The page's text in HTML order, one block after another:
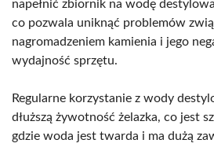
napełnić zbiornik na wodę
co pozwala uniknąć problemów
nagromadzeniem kamienia i jego
wydajność sprzętu.
Regularne korzystanie z wody
dłuższą żywotność żelazka, co jest
gdzie woda jest twarda i ma dużą